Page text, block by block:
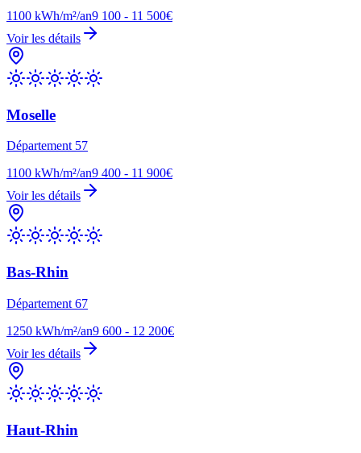
1100 kWh/m²/an9 100 - 11 500€
Voir les détails
Moselle
Département 57
1100 kWh/m²/an9 400 - 11 900€
Voir les détails
Bas-Rhin
Département 67
1250 kWh/m²/an9 600 - 12 200€
Voir les détails
Haut-Rhin